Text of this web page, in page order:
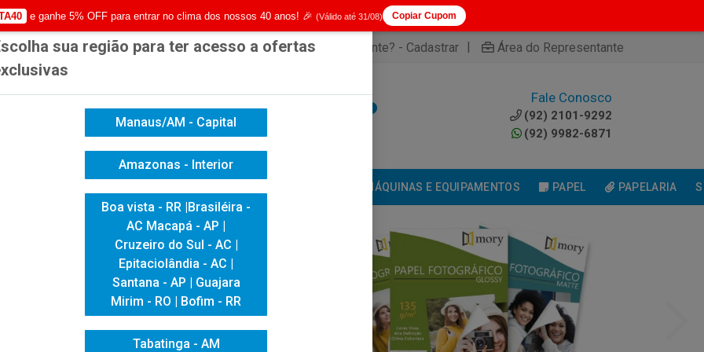
Já é cliente? - Entrar | Não é cliente? - Cadastrar | Área do Representante
Fale Conosco
(92) 2101-9292
(92) 9982-6871
VISUAL MÁQUINAS E EQUIPAMENTOS PAPEL PAPELARIA
sua região para ter acesso a ofertas
Manaus/AM - Capital
Amazonas - Interior
Boa vista - RR |Brasiléira -
AC Macapá - AP |
Cruzeiro do Sul - AC |
Epitaciolândia - AC |
Santana - AP | Guajara
Mirim - RO | Bofim - RR
Tabatinga - AM
e ganhe 5% OFF para entrar no clima dos nossos 40 anos! 🎉 (Válido até 31/08) Copiar Cupom